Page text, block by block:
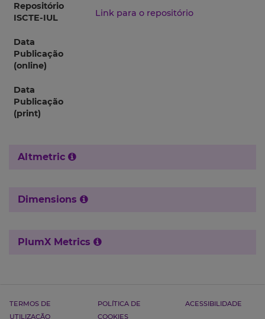
Repositório
ISCTE-IUL
Link para o repositório
Data
Publicação
(online)
Data
Publicação
(print)
Altmetric
Dimensions
PlumX Metrics
TERMOS DE
UTILIZAÇÃO
POLÍTICA DE
COOKIES
ACESSIBILIDADE